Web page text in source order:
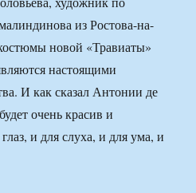
из Ростова-на-
новой «Травиаты»
настоящими
И как сказал Антонии де
очень красив и
и для слуха, и для ума, и